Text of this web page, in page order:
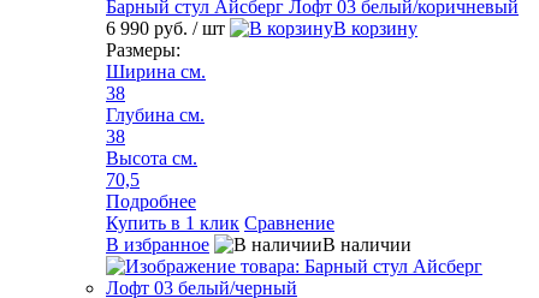
Барный стул Айсберг Лофт 03 белый/коричневый
6 990 руб. / шт
В корзину
Размеры:
Ширина см.
38
Глубина см.
38
Высота см.
70,5
Подробнее
Купить в 1 клик Сравнение
В избранное
В наличии